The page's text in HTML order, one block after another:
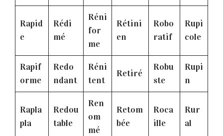
Rapid
e
Rédi
mé
Réni
for
me
Rétini
en
Robo
ratif
Rupi
cole
Rapif
orme
Redo
ndant
Réni
tent
Retiré
Robu
ste
Rupi
n
Rapla
pla
Redou
table
Ren
om
mé
Retom
bée
Roca
ille
Rur
al